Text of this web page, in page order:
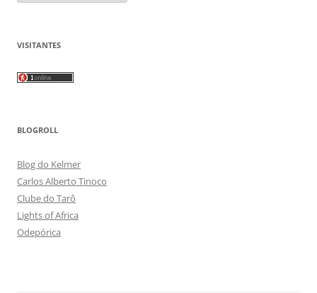
VISITANTES
BLOGROLL
Blog do Kelmer
Carlos Alberto Tinoco
Clube do Tarô
Lights of Africa
Odepórica